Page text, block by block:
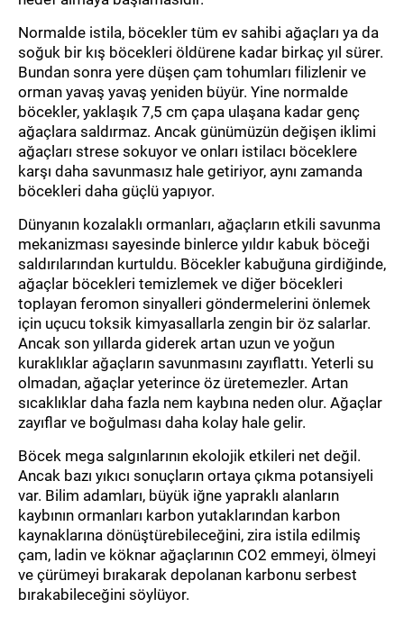
Ticari Mallar
Motorlu Testere Parçaları
Motorlu Tırpan Yedek Parça
Eğe, Eğe Sapı
Avadanlıklar
Pala Kılıfı
Yağ
Özel .yaylar
Hava Hortumları
Karışık
AUTOMOWER®s
İletişim
TR
EN
Normalde istila, böcekler tüm ev sahibi ağaçları ya da
soğuk bir kış böcekleri öldürene kadar birkaç yıl sürer.
Bundan sonra yere düşen çam tohumları filizlenir ve
orman yavaş yavaş yeniden büyür. Yine normalde
böcekler, yaklaşık 7,5 cm çapa ulaşana kadar genç
ağaçlara saldırmaz. Ancak günümüzün değişen iklimi
ağaçları strese sokuyor ve onları istilacı böceklere
karşı daha savunmasız hale getiriyor, aynı zamanda
böcekleri daha güçlü yapıyor.
Dünyanın kozalaklı ormanları, ağaçların etkili savunma
mekanizması sayesinde binlerce yıldır kabuk böceği
saldırılarından kurtuldu. Böcekler kabuğuna girdiğinde,
ağaçlar böcekleri temizlemek ve diğer böcekleri
toplayan feromon sinyalleri göndermelerini önlemek
için uçucu toksik kimyasallarla zengin bir öz salarlar.
Ancak son yıllarda giderek artan uzun ve yoğun
kuraklıklar ağaçların savunmasını zayıflattı. Yeterli su
olmadan, ağaçlar yeterince öz üretemezler. Artan
sıcaklıklar daha fazla nem kaybına neden olur. Ağaçlar
zayıflar ve boğulması daha kolay hale gelir.
Böcek mega salgınlarının ekolojik etkileri net değil.
Ancak bazı yıkıcı sonuçların ortaya çıkma potansiyeli
var. Bilim adamları, büyük iğne yapraklı alanların
kaybının ormanları karbon yutaklarından karbon
kaynaklarına dönüştürebileceğini, zira istila edilmiş
çam, ladin ve köknar ağaçlarının CO2 emmeyi, ölmeyi
ve çürümeyi bırakarak depolanan karbonu serbest
bırakabileceğini söylüyor.